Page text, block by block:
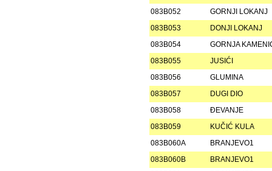
083B052
GORNJI LOKANJ
083B053
DONJI LOKANJ
083B054
GORNJA
083B055
JUSIĆI
083B056
GLUMINA
083B057
DUGI DIO
083B058
ÐEVANJE
083B059
KUČIĆ KULA
083B060A
BRANJEVO1
083B060B
BRANJEVO1